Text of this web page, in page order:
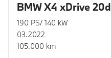
BMW X4 xDrive 20d
190 PS/ 140 kW
03.2022
105.000 km